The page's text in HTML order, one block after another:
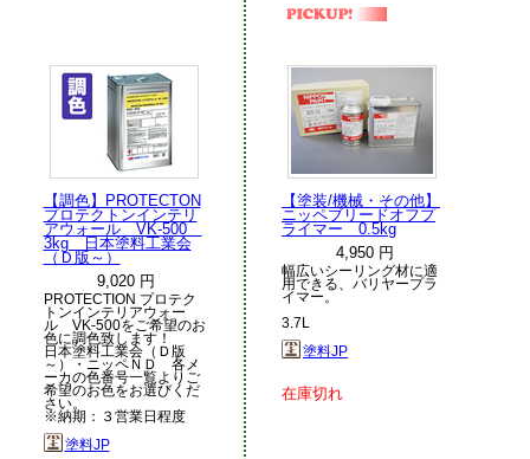
【調色】PROTECTON
プロテクトンインテリ
アウォール VK-500
3kg 日本塗料工業会
（Ｄ版～）
9,020 円
PROTECTION プロテク
トンインテリアウォー
ル VK-500をご希望のお
色に調色致します！
日本塗料工業会（Ｄ版
～）・ニッペＮＤ 各メ
ーカの色番号一覧よりご
希望のお色をお選びくだ
さい。
※納期：３営業日程度
塗料JP
【塗装/機械・その他】
ニッペブリードオフプ
ライマー 0.5kg
4,950 円
幅広いシーリング材に適
用できる、バリヤープラ
イマー。
3.7L
塗料JP
在庫切れ